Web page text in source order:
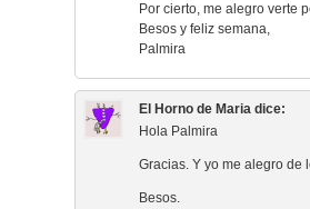
Por cierto, me alegro verte
Besos y feliz semana,
Palmira
El Horno de Maria dice:
Hola Palmira
Gracias. Y yo me alegro de
Besos.